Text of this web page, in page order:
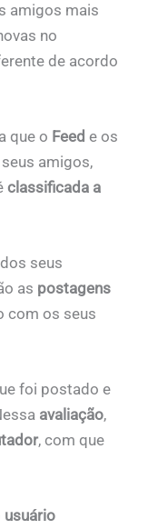
amigos mais
no
de acordo
que o Feed e os
amigos,
classificada a
seus
as postagens
com os seus
foi postado e
avaliação,
, com que
usuário